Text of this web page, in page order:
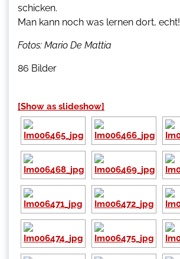
schicken.
Man kann noch was lernen dort, echt!
Fotos: Mario De Mattia
86 Bilder
[Show as slideshow]